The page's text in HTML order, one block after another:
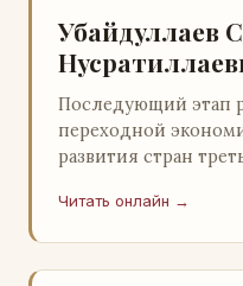
Убайдуллаев
Последующий этап
переходной
развития стран
ошибочность такого
Читать онлайн →